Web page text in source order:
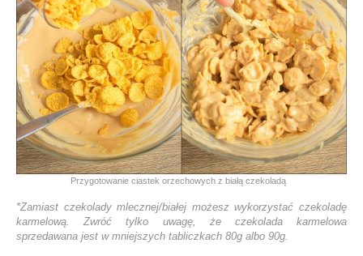
Przygotowanie ciastek orzechowych z białą czekoladą
*Zamiast czekolady mlecznej/białej możesz wykorzystać czekoladę
karmelową. Zwróć tylko uwagę, że czekolada karmelowa
sprzedawana jest w mniejszych tabliczkach 80g albo 90g.